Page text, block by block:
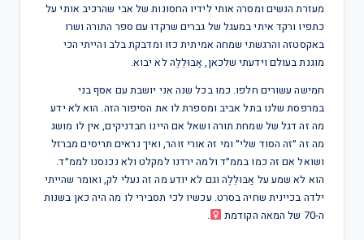
מעזרת הנשים ומסרה אותי לידיו החסונות של אבי שהרכיב אותי על
כתפיו ורקד איתי במעגל של גברים שרקדו עם ספר התורה ושרו
באקסטזה והרגשתי שמחה אמיתית כזו ומדבקת בלב והייתי הכי
מוגנת בעולם וידעתי שלכאן, אַבּוּלֵלֶה לא יבוא.
חמישה עשורים חלפו. כמו בכל שנה אני יושבת עם אסף בני
במרפסת שלנו בתל אביב ומספרת לו את הסיפור הזה. הוא לא ידע
מה זה דגל של שמחת תורה ושאל אם היינו חבדניקים, אין לו מושג
מה זה ״זה הסוד שלי״ ומי זה אורי זוהר, ואיך נראים תריסים מברזל
ושואל אם זה כמו בממ״ד ולמה ירדנו למקלט ולא נכנסנו לממ״ד.
הוא לא שמע על אַבּוּלֵלֶה וגם לא יודע מה זה נעלי לק, ואומר שהייתי
ילדה בכיינית שחיה בסרט. עכשיו לכי תסבירי לו מה היה כאן בשנות
ה-70 של המאה הקודמת ‍
.